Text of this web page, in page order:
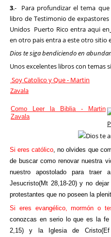
3.-
Para profundizar el tema
libro de Testimonio de
Unidos Puerto Rico entra aqui en
en otro pais entra a este otro sitio
Dios te siga bendiciendo en
Unos excelentes libros con temas
Soy Catolico y Que - Martin
Zavala
Como Leer la Biblia - Martin
Zavala
Si eres católico , no olvides que
de buscar como renovar nuestra
nuestro apostolado para
Jesucristo(Mt 28,18-20) y no
protestantes que no poseen la
Si eres evangélico, mormón o
conozcas en serio lo que es la
2,15) y la Iglesia de